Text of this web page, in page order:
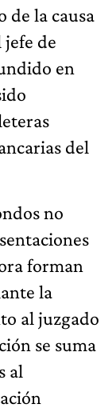
de la causa
de
en
del
no
forman
la
al juzgado
se suma
al